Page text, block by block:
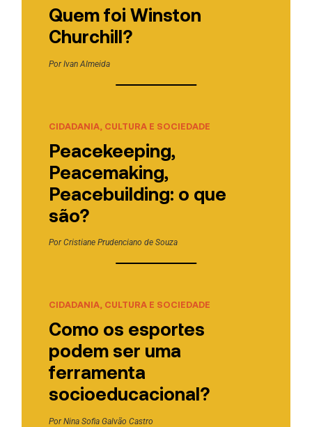
Quem foi Winston
Churchill?
PorIvan Almeida
CIDADANIA, CULTURA E SOCIEDADE
Peacekeeping,
Peacemaking,
Peacebuilding: o que
são?
PorCristiane Prudenciano de Souza
CIDADANIA, CULTURA E SOCIEDADE
Como os esportes
podem ser uma
ferramenta
socioeducacional?
PorNina Sofia Galvão Castro